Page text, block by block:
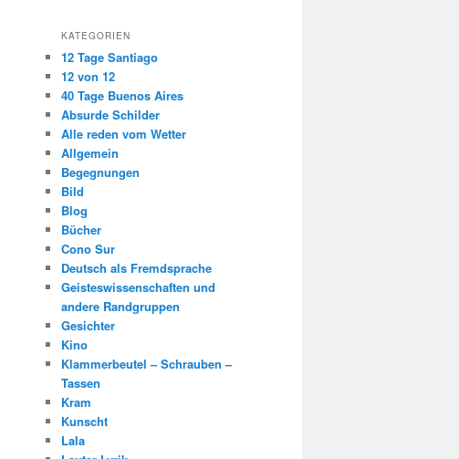
KATEGORIEN
12 Tage Santiago
12 von 12
40 Tage Buenos Aires
Absurde Schilder
Alle reden vom Wetter
Allgemein
Begegnungen
Bild
Blog
Bücher
Cono Sur
Deutsch als Fremdsprache
Geisteswissenschaften und
andere Randgruppen
Gesichter
Kino
Klammerbeutel – Schrauben –
Tassen
Kram
Kunscht
Lala